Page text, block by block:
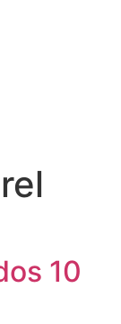
10